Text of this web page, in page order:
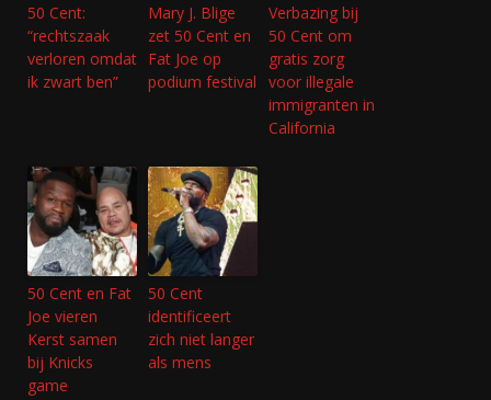
50 Cent:
“rechtszaak
verloren omdat
ik zwart ben”
Mary J. Blige
zet 50 Cent en
Fat Joe op
podium festival
Verbazing bij
50 Cent om
gratis zorg
voor illegale
immigranten in
California
50 Cent en Fat
Joe vieren
Kerst samen
bij Knicks
game
50 Cent
identificeert
zich niet langer
als mens